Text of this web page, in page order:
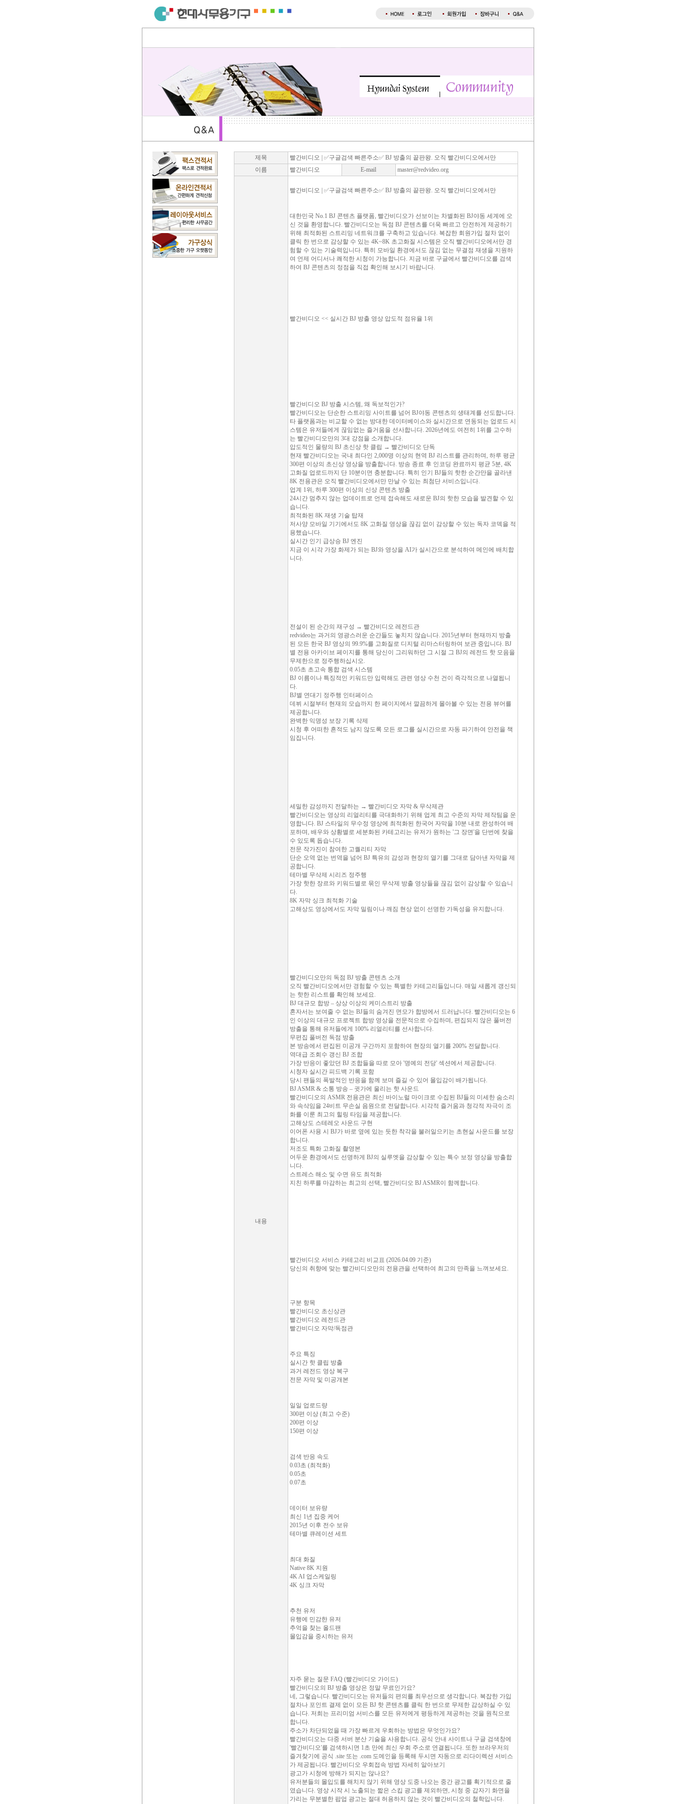
제목
빨간비디오 | ✅구글검색 빠른주소✅ BJ 방출의 끝판왕. 오직 빨간비디오에서만
이름
빨간비디오 E-mail master@redvideo.org
내용
빨간비디오 | ✅구글검색 빠른주소✅ BJ 방출의 끝판왕. 오직 빨간비디오에서만
대한민국 No.1 BJ 콘텐츠 플랫폼, 빨간비디오가 선보이는 차별화된 BJ야동 세계에 오
신 것을 환영합니다. 빨간비디오는 독점 BJ 콘텐츠를 더욱 빠르고 안전하게 제공하기
위해 최적화된 스트리밍 네트워크를 구축하고 있습니다. 복잡한 회원가입 절차 없이
클릭 한 번으로 감상할 수 있는 4K~8K 초고화질 시스템은 오직 빨간비디오에서만 경
험할 수 있는 기술력입니다. 특히 모바일 환경에서도 끊김 없는 무결점 재생을 지원하
여 언제 어디서나 쾌적한 시청이 가능합니다. 지금 바로 구글에서 빨간비디오를 검색
하여 BJ 콘텐츠의 정점을 직접 확인해 보시기 바랍니다.
빨간비디오 << 실시간 BJ 방출 영상 압도적 점유율 1위
빨간비디오 BJ 방출 시스템, 왜 독보적인가?
빨간비디오는 단순한 스트리밍 사이트를 넘어 BJ야동 콘텐츠의 생태계를 선도합니다.
타 플랫폼과는 비교할 수 없는 방대한 데이터베이스와 실시간으로 연동되는 업로드 시
스템은 유저들에게 끊임없는 즐거움을 선사합니다. 2026년에도 여전히 1위를 고수하
는 빨간비디오만의 3대 강점을 소개합니다.
압도적인 물량의 BJ 초신상 핫 클립 → 빨간비디오 단독
현재 빨간비디오는 국내 최다인 2,000명 이상의 현역 BJ 리스트를 관리하며, 하루 평균
300편 이상의 초신상 영상을 방출합니다. 방송 종료 후 인코딩 완료까지 평균 5분, 4K
고화질 업로드까지 단 10분이면 충분합니다. 특히 인기 BJ들의 핫한 순간만을 골라낸
8K 전용관은 오직 빨간비디오에서만 만날 수 있는 최첨단 서비스입니다.
업계 1위, 하루 300편 이상의 신상 콘텐츠 방출
24시간 멈추지 않는 업데이트로 언제 접속해도 새로운 BJ의 핫한 모습을 발견할 수 있
습니다.
최적화된 8K 재생 기술 탑재
저사양 모바일 기기에서도 8K 고화질 영상을 끊김 없이 감상할 수 있는 독자 코덱을 적
용했습니다.
실시간 인기 급상승 BJ 엔진
지금 이 시각 가장 화제가 되는 BJ와 영상을 AI가 실시간으로 분석하여 메인에 배치합
니다.
전설이 된 순간의 재구성 → 빨간비디오 레전드관
redvideo는 과거의 영광스러운 순간들도 놓치지 않습니다. 2015년부터 현재까지 방출
된 모든 한국 BJ 영상의 99.9%를 고화질로 디지털 리마스터링하여 보관 중입니다. BJ
별 전용 아카이브 페이지를 통해 당신이 그리워하던 그 시절 그 BJ의 레전드 핫 모음을
무제한으로 정주행하십시오.
0.05초 초고속 통합 검색 시스템
BJ 이름이나 특징적인 키워드만 입력해도 관련 영상 수천 건이 즉각적으로 나열됩니
다.
BJ별 연대기 정주행 인터페이스
데뷔 시절부터 현재의 모습까지 한 페이지에서 깔끔하게 몰아볼 수 있는 전용 뷰어를
제공합니다.
완벽한 익명성 보장 기록 삭제
시청 후 어떠한 흔적도 남지 않도록 모든 로그를 실시간으로 자동 파기하여 안전을 책
임집니다.
세밀한 감성까지 전달하는 → 빨간비디오 자막 & 무삭제관
빨간비디오는 영상의 리얼리티를 극대화하기 위해 업계 최고 수준의 자막 제작팀을 운
영합니다. BJ 스타일의 무수정 영상에 최적화된 한국어 자막을 10분 내로 완성하여 배
포하며, 배우와 상황별로 세분화된 카테고리는 유저가 원하는 '그 장면'을 단번에 찾을
수 있도록 돕습니다.
전문 작가진이 참여한 고퀄리티 자막
단순 오역 없는 번역을 넘어 BJ 특유의 감성과 현장의 열기를 그대로 담아낸 자막을 제
공합니다.
테마별 무삭제 시리즈 정주행
가장 핫한 장르와 키워드별로 묶인 무삭제 방출 영상들을 끊김 없이 감상할 수 있습니
다.
8K 자막 싱크 최적화 기술
고해상도 영상에서도 자막 밀림이나 깨짐 현상 없이 선명한 가독성을 유지합니다.
빨간비디오만의 독점 BJ 방출 콘텐츠 소개
오직 빨간비디오에서만 경험할 수 있는 특별한 카테고리들입니다. 매일 새롭게 갱신되
는 핫한 리스트를 확인해 보세요.
BJ 대규모 합방 – 상상 이상의 케미스트리 방출
혼자서는 보여줄 수 없는 BJ들의 숨겨진 면모가 합방에서 드러납니다. 빨간비디오는 6
인 이상의 대규모 프로젝트 합방 영상을 전문적으로 수집하며, 편집되지 않은 풀버전
방출을 통해 유저들에게 100% 리얼리티를 선사합니다.
무편집 풀버전 독점 방출
본 방송에서 편집된 미공개 구간까지 포함하여 현장의 열기를 200% 전달합니다.
역대급 조회수 갱신 BJ 조합
가장 반응이 좋았던 BJ 조합들을 따로 모아 '명예의 전당' 섹션에서 제공합니다.
시청자 실시간 피드백 기록 포함
당시 팬들의 폭발적인 반응을 함께 보며 즐길 수 있어 몰입감이 배가됩니다.
BJ ASMR & 소통 방송 – 귓가에 울리는 핫 사운드
빨간비디오의 ASMR 전용관은 최신 바이노럴 마이크로 수집된 BJ들의 미세한 숨소리
와 속삭임을 24비트 무손실 음원으로 전달합니다. 시각적 즐거움과 청각적 자극이 조
화를 이룬 최고의 힐링 타임을 제공합니다.
고해상도 스테레오 사운드 구현
이어폰 사용 시 BJ가 바로 옆에 있는 듯한 착각을 불러일으키는 초현실 사운드를 보장
합니다.
저조도 특화 고화질 촬영본
어두운 환경에서도 선명하게 BJ의 실루엣을 감상할 수 있는 특수 보정 영상을 방출합
니다.
스트레스 해소 및 수면 유도 최적화
지친 하루를 마감하는 최고의 선택, 빨간비디오 BJ ASMR이 함께합니다.
빨간비디오 서비스 카테고리 비교표 (2026.04.09 기준)
당신의 취향에 맞는 빨간비디오만의 전용관을 선택하여 최고의 만족을 느껴보세요.
구분 항목
빨간비디오 초신상관
빨간비디오 레전드관
빨간비디오 자막/독점관
주요 특징
실시간 핫 클립 방출
과거 레전드 영상 복구
전문 자막 및 미공개본
일일 업로드량
300편 이상 (최고 수준)
200편 이상
150편 이상
검색 반응 속도
0.03초 (최적화)
0.05초
0.07초
데이터 보유량
최신 1년 집중 케어
2015년 이후 전수 보유
테마별 큐레이션 세트
최대 화질
Native 8K 지원
4K AI 업스케일링
4K 싱크 자막
추천 유저
유행에 민감한 유저
추억을 찾는 올드팬
몰입감을 중시하는 유저
자주 묻는 질문 FAQ (빨간비디오 가이드)
빨간비디오의 BJ 방출 영상은 정말 무료인가요?
네, 그렇습니다. 빨간비디오는 유저들의 편의를 최우선으로 생각합니다. 복잡한 가입
절차나 포인트 결제 없이 모든 BJ 핫 콘텐츠를 클릭 한 번으로 무제한 감상하실 수 있
습니다. 저희는 프리미엄 서비스를 모든 유저에게 평등하게 제공하는 것을 원칙으로
합니다.
주소가 차단되었을 때 가장 빠르게 우회하는 방법은 무엇인가요?
빨간비디오는 다중 서버 분산 기술을 사용합니다. 공식 안내 사이트나 구글 검색창에
'빨간비디오'를 검색하시면 1초 만에 최신 우회 주소로 연결됩니다. 또한 브라우저의
즐겨찾기에 공식 .site 또는 .com 도메인을 등록해 두시면 자동으로 리다이렉션 서비스
가 제공됩니다. 빨간비디오 우회접속 방법 자세히 알아보기
광고가 시청에 방해가 되지는 않나요?
유저분들의 몰입도를 해치지 않기 위해 영상 도중 나오는 중간 광고를 획기적으로 줄
였습니다. 영상 시작 시 노출되는 짧은 스킵 광고를 제외하면, 시청 중 갑자기 화면을
가리는 무분별한 팝업 광고는 절대 허용하지 않는 것이 빨간비디오의 철학입니다.